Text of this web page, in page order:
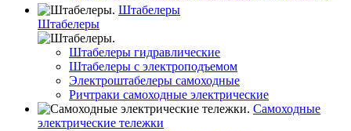
Штабелеры
Штабелеры
Штабелеры гидравлические
Штабелеры с электроподъемом
Электроштабелеры самоходные
Ричтраки самоходные электрические
Самоходные
электрические тележки